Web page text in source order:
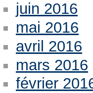
juin 2016
mai 2016
avril 2016
mars 2016
février